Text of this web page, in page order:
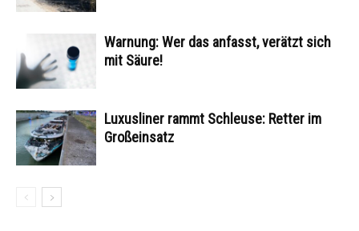
Warnung: Wer das anfasst, verätzt sich
mit Säure!
Luxusliner rammt Schleuse: Retter im
Großeinsatz